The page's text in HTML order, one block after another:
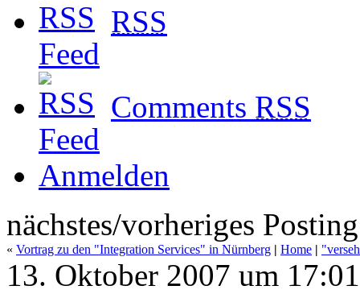
RSS
Comments RSS
Anmelden
nächstes/vorheriges Posting
« Vortrag zu den "Integration Services" in Nürnberg | Home |
13. Oktober 2007 um 17:01